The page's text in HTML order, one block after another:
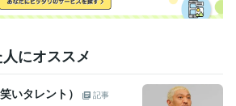
2025年度行政書士試験対策講座 20
講座
にオススメ
タレント）
記事